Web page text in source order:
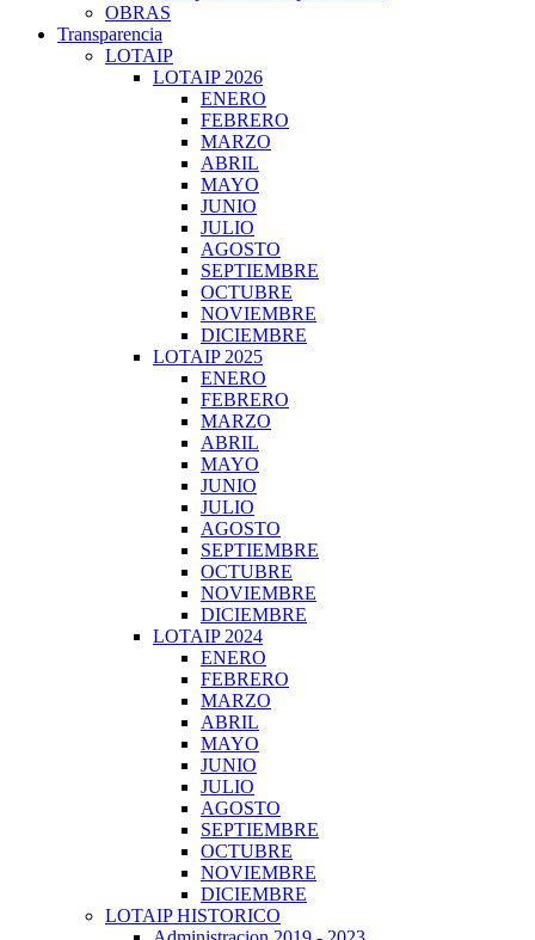
OBRAS
Transparencia
LOTAIP
LOTAIP 2026
ENERO
FEBRERO
MARZO
ABRIL
MAYO
JUNIO
JULIO
AGOSTO
SEPTIEMBRE
OCTUBRE
NOVIEMBRE
DICIEMBRE
LOTAIP 2025
ENERO
FEBRERO
MARZO
ABRIL
MAYO
JUNIO
JULIO
AGOSTO
SEPTIEMBRE
OCTUBRE
NOVIEMBRE
DICIEMBRE
LOTAIP 2024
ENERO
FEBRERO
MARZO
ABRIL
MAYO
JUNIO
JULIO
AGOSTO
SEPTIEMBRE
OCTUBRE
NOVIEMBRE
DICIEMBRE
LOTAIP HISTORICO